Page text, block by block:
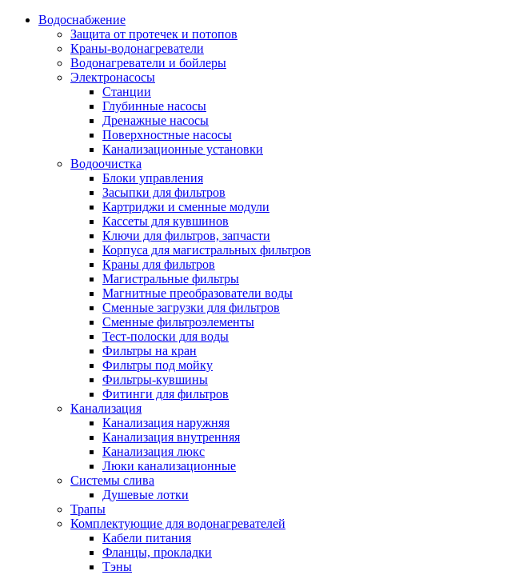
Водоснабжение
Защита от протечек и потопов
Краны-водонагреватели
Водонагреватели и бойлеры
Электронасосы
Станции
Глубинные насосы
Дренажные насосы
Поверхностные насосы
Канализационные установки
Водоочистка
Блоки управления
Засыпки для фильтров
Картриджи и сменные модули
Кассеты для кувшинов
Ключи для фильтров, запчасти
Корпуса для магистральных фильтров
Краны для фильтров
Магистральные фильтры
Магнитные преобразователи воды
Сменные загрузки для фильтров
Сменные фильтроэлементы
Тест-полоски для воды
Фильтры на кран
Фильтры под мойку
Фильтры-кувшины
Фитинги для фильтров
Канализация
Канализация наружняя
Канализация внутренняя
Канализация люкс
Люки канализационные
Системы слива
Душевые лотки
Трапы
Комплектующие для водонагревателей
Кабели питания
Фланцы, прокладки
Тэны